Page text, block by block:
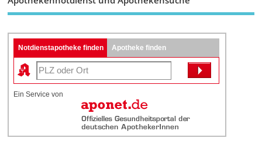
Notdienstapotheke finden Apotheke finden
Ein Service von